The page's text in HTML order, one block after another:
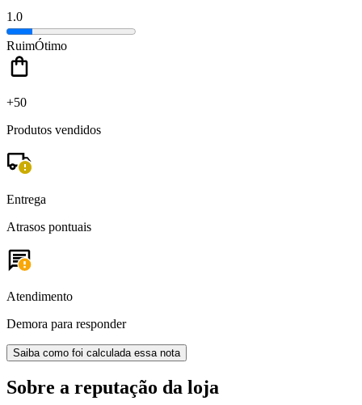
1.0
RuimÓtimo
+50
Produtos vendidos
Entrega
Atrasos pontuais
Atendimento
Demora para responder
Saiba como foi calculada essa nota
Sobre a reputação da loja